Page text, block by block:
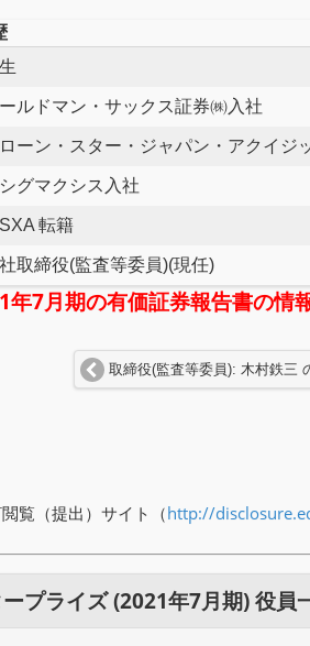
ルドマン・サックス証券㈱入社
ーン・スター・ジャパン・アクイジ
グマクシス入社
転籍
取締役(監査等委員)(現任)
7月期の有価証券報告書の情
取締役(監査等委員): 木村鉄三
覧（提出）サイト（http://
プライズ (2021年7月期) 役員